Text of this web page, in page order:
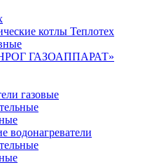
котлы Теплотех
ГАЗОАППАРАТ»
газовые
водонагреватели